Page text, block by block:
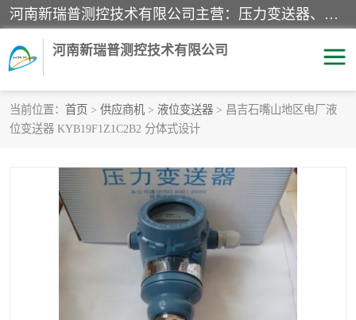
河南新瑞普测控技术有限公司主营：压力变送器、液位变送器、差压变送器、雷达料位计、电容物位计、温度显示控制仪表、电量变送器、流量计、工业自动化系统成套设备。
河南新瑞普测控技术有限公司
当前位置： 首页 > 供应商机 > 液位变送器 > 昌吉石嘴山地区电厂液
位变送器 KYB19F1Z1C2B2 分体式设计
霍尼韦尔压力变送器 CS系列变送器
1151/3351产品分类 精巧型压力变送器
液位变送器 雷达料位计
标准型工业压力变送器 罐旁显示仪
温度传感器变送器